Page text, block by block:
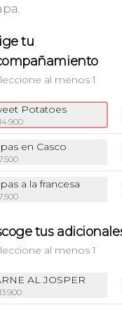
tu
al menos 1
Potatoes
en Casco
a la francesa
tus
al menos 1
AL JOSPER